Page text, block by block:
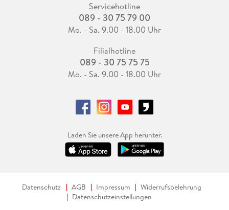
Servicehotline
089 - 30 75 79 00
Mo. - Sa. 9.00 - 18.00 Uhr
Filialhotline
089 - 30 75 75 75
Mo. - Sa. 9.00 - 18.00 Uhr
Laden Sie unsere App herunter.
Datenschutz AGB Impressum
Widerrufsbelehrung
Datenschutzeinstellungen